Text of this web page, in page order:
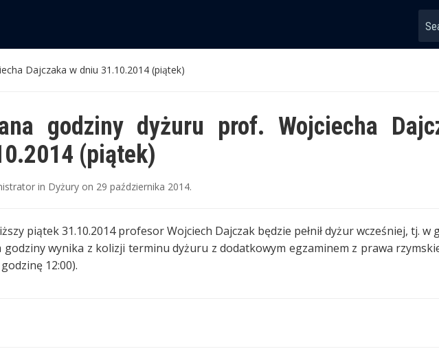
Dajczaka w dniu 31.10.2014 (piątek)
godziny dyżuru prof. Wojciecha
(piątek)
in Dyżury on 29 października 2014.
piątek 31.10.2014 profesor Wojciech Dajczak będzie pełnił dyżur wcześniej, tj. w
godziny wynika z kolizji terminu dyżuru z dodatkowym egzaminem z prawa
12:00).